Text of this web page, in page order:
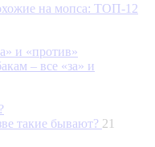
на мопса: ТОП-12
– все «за» и
такие бывают? 21